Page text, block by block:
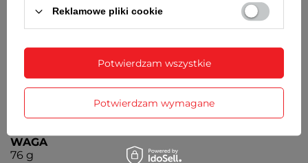
40 mm
GRUBOŚĆ KOPERTY
10 mm
ŚREDNICA SZKIEŁKA
33 mm
SZEROKOŚĆ BRANSOLETY
16 mm
WAGA
76 g
Reklamowe pliki cookie
Potwierdzam wymagane
Potwierdzam wszystkie